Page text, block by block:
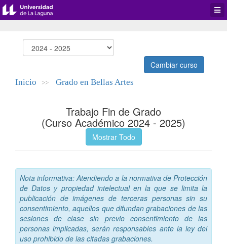
Cambiar curso
Inicio >> Grado en Bellas Artes
Trabajo Fin de Grado
(Curso Académico 2024 - 2025)
Mostrar Todo
Nota informativa: Atendiendo a la normativa de Protección
de Datos y propiedad intelectual en la que se limita la
publicación de imágenes de terceras personas sin su
consentimiento, aquellos que difundan grabaciones de las
sesiones de clase sin previo consentimiento de las
personas implicadas, serán responsables ante la ley del
uso prohibido de las citadas grabaciones.